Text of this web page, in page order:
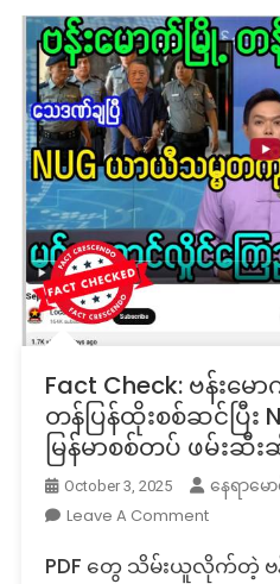
Fact Check: ဗန်းမ
တန်ပြန်ထိုးစစ်ဆင်ပြီး
မြန်မာစစ်တပ် ဖမ်း
October 3, 2025 နေရာမေ
Leave A CommentOn
Check:
PDF တွေ သိမ်းယူလိုက်တဲ့ ဗ